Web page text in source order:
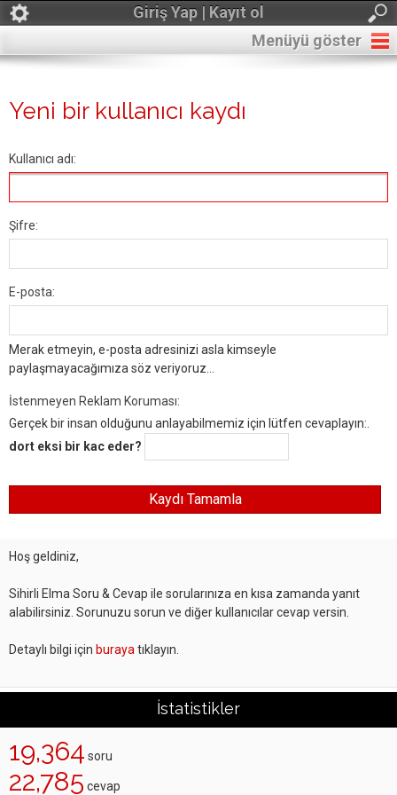
Giriş Yap | Kayıt ol
Menüyü göster
Yeni bir kullanıcı kaydı
Kullanıcı adı:
Şifre:
E-posta:
Merak etmeyin, e-posta adresinizi asla kimseyle
paylaşmayacağımıza söz veriyoruz...
İstenmeyen Reklam Koruması:
Gerçek bir insan olduğunu anlayabilmemiz için lütfen cevaplayın:.
dort eksi bir kac eder?
Hoş geldiniz,
Sihirli Elma Soru & Cevap ile sorularınıza en kısa zamanda yanıt
alabilirsiniz. Sorunuzu sorun ve diğer kullanıcılar cevap versin.
Detaylı bilgi için buraya tıklayın.
İstatistikler
19,364 soru
22,785 cevap